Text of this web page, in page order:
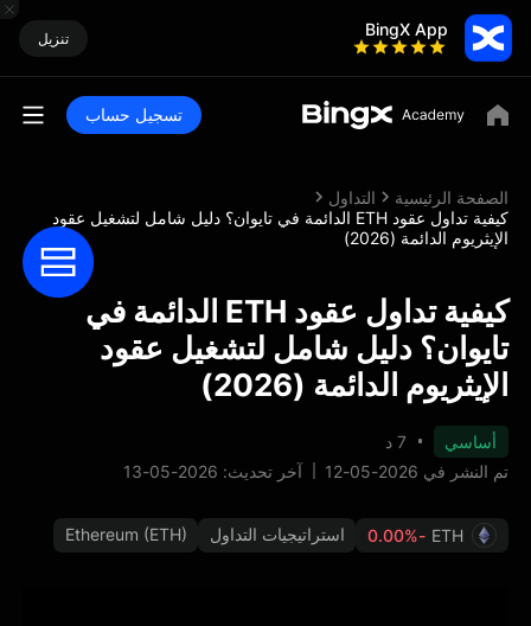
BingX App تنزيل
تسجيل حساب
الصفحة الرئيسية
التداول
كيفية تداول عقود ETH الدائمة في تايوان؟ دليل شامل لتشغيل عقود
الإيثريوم الدائمة (2026)
كيفية تداول عقود ETH الدائمة في
تايوان؟ دليل شامل لتشغيل عقود
الإيثريوم الدائمة (2026)
أساسي
7 د
تم النشر في 2026-05-12
آخر تحديث: 2026-05-13
ETH
-0.00% استراتيجيات التداول Ethereum (ETH)